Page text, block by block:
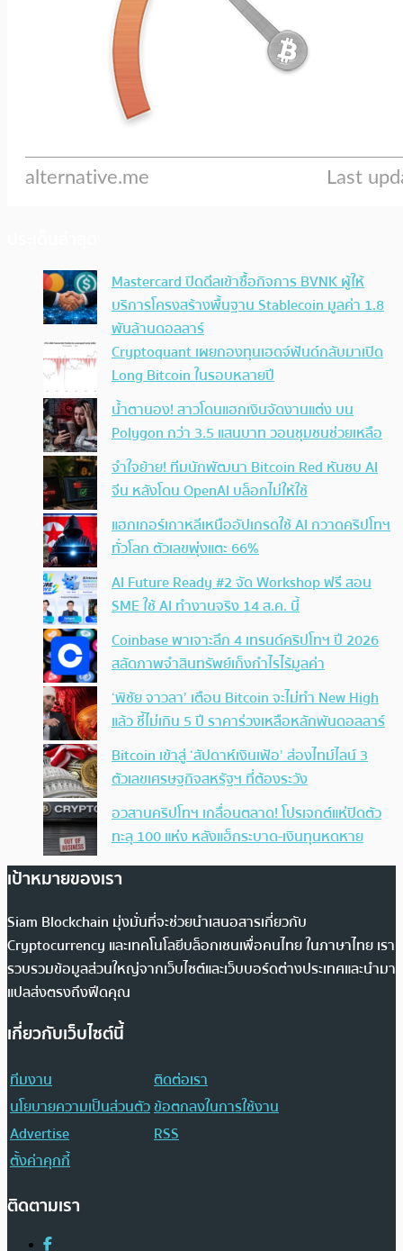
Mastercard ปิดดีลเข้าซื้อกิจการ BVNK ผู้ให้
บริการโครงสร้างพื้นฐาน Stablecoin มูลค่า 1.8
พันล้านดอลลาร์
Cryptoquant เผยกองทุนเฮดจ์ฟันด์กลับมาเปิด
Long Bitcoin ในรอบหลายปี
น้ำตานอง! สาวโดนแฮกเงินจัดงานแต่ง บน
Polygon กว่า 3.5 แสนบาท วอนชุมชนช่วยเหลือ
จำใจย้าย! ทีมนักพัฒนา Bitcoin Red หันซบ AI
จีน หลังโดน OpenAI บล็อกไม่ให้ใช้
แฮกเกอร์เกาหลีเหนืออัปเกรดใช้ AI กวาดคริปโทฯ
ทั่วโลก ตัวเลขพุ่งแตะ 66%
AI Future Ready #2 จัด Workshop ฟรี สอน
SME ใช้ AI ทำงานจริง 14 ส.ค. นี้
Coinbase พาเจาะลึก 4 เทรนด์คริปโทฯ ปี 2026
สลัดภาพจำสินทรัพย์เก็งกำไรไร้มูลค่า
‘พิชัย จาวลา’ เตือน Bitcoin จะไม่ทำ New High
แล้ว ชี้ไม่เกิน 5 ปี ราคาร่วงเหลือหลักพันดอลลาร์
Bitcoin เข้าสู่ ‘สัปดาห์เงินเฟ้อ’ ส่องไทม์ไลน์ 3
ตัวเลขเศรษฐกิจสหรัฐฯ ที่ต้องระวัง
อวสานคริปโทฯ เกลื่อนตลาด! โปรเจกต์แห่ปิดตัว
ทะลุ 100 แห่ง หลังแฮ็กระบาด-เงินทุนหดหาย
เป้าหมายของเรา
Siam Blockchain มุ่งมั่นที่จะช่วยนำเสนอสารเกี่ยวกับ
Cryptocurrency และเทคโนโลยีบล็อกเชนเพื่อคนไทย ในภาษาไทย เรา
รวบรวมข้อมูลส่วนใหญ่จากเว็บไซต์และเว็บบอร์ดต่างประเทศและนำมา
แปลส่งตรงถึงฟีดคุณ
เกี่ยวกับเว็บไซต์นี้
ทีมงาน
ติดต่อเรา
นโยบายความเป็นส่วนตัวข้อตกลงในการใช้งาน
Advertise
RSS
ตั้งค่าคุกกี้
ติดตามเรา